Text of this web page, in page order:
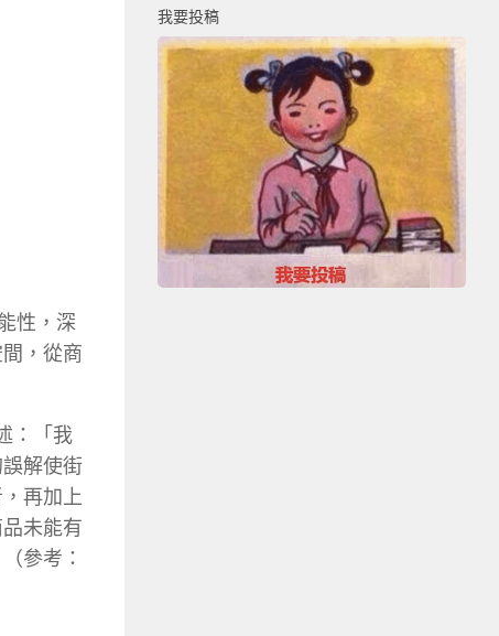
性，深
，從商
：「我
解使街
再加上
未能有
參考：
我要投稿